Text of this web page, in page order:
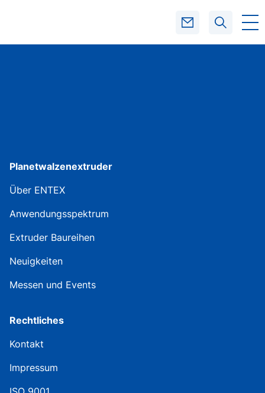
Planetwalzenextruder
Über ENTEX
Anwendungsspektrum
Extruder Baureihen
Neuigkeiten
Messen und Events
Rechtliches
Kontakt
Impressum